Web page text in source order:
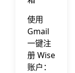
使用
Gmail
一键注
册 Wise
账户：